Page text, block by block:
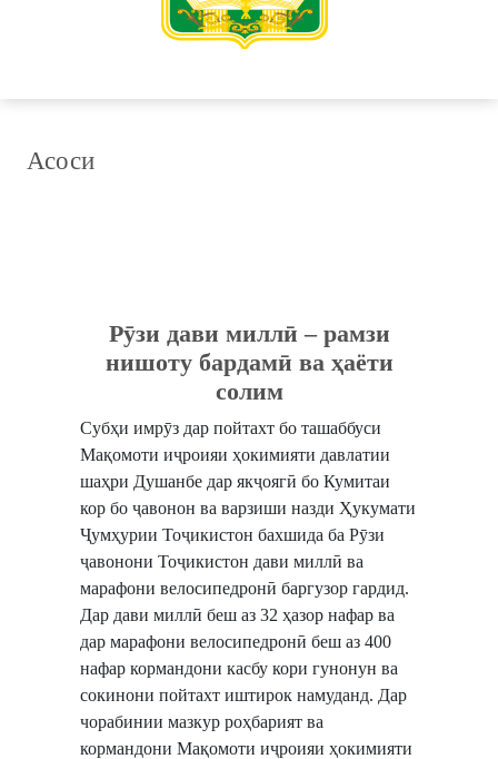
Асоси
Рӯзи дави миллӣ – рамзи
нишоту бардамӣ ва ҳаёти
солим
Субҳи имрӯз дар пойтахт бо ташаббуси
Мақомоти иҷроияи ҳокимияти давлатии
шаҳри Душанбе дар якҷоягӣ бо Кумитаи
кор бо ҷавонон ва варзиши назди Ҳукумати
Ҷумҳурии Тоҷикистон бахшида ба Рӯзи
ҷавонони Тоҷикистон дави миллӣ ва
марафони велосипедронӣ баргузор гардид.
Дар дави миллӣ беш аз 32 ҳазор нафар ва
дар марафони велосипедронӣ беш аз 400
нафар кормандони касбу кори гунонун ва
сокинони пойтахт иштирок намуданд. Дар
чорабинии мазкур роҳбарият ва
кормандони Мақомоти иҷроияи ҳокимияти